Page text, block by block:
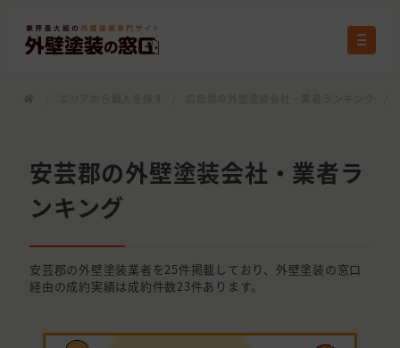
安芸郡の外壁塗装会社・業者ラ
ンキング
安芸郡の外壁塗装業者を25件掲載しており、外壁塗装の窓口
経由の成約実績は成約件数23件あります。